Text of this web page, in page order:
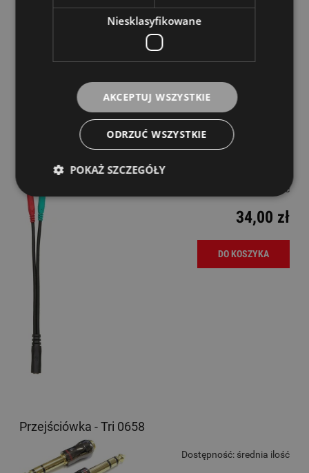
39,00 zł
DO KOSZYKA
Pig Hog PY-HS235M 3,5mm TRRS F 2x 3,5mm
TRS M
średnia ilość
34,00 zł
DO KOSZYKA
Przejściówka - Tri 0658
Dostępność: średnia ilość
Niesklasyfikowane
AKCEPTUJ WSZYSTKIE
ODRZUĆ WSZYSTKIE
POKAŻ SZCZEGÓŁY